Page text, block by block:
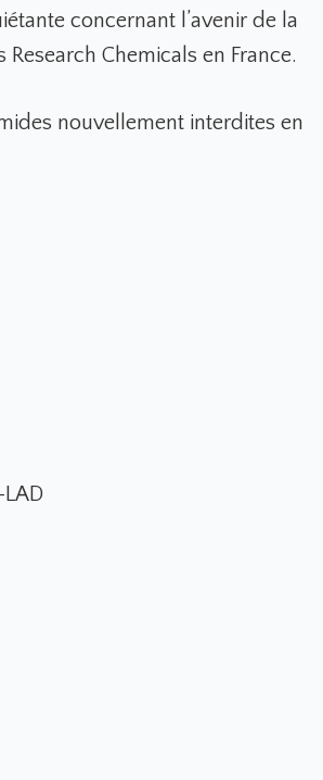
concernant l’avenir de la
Research Chemicals en France.
nouvellement interdites en